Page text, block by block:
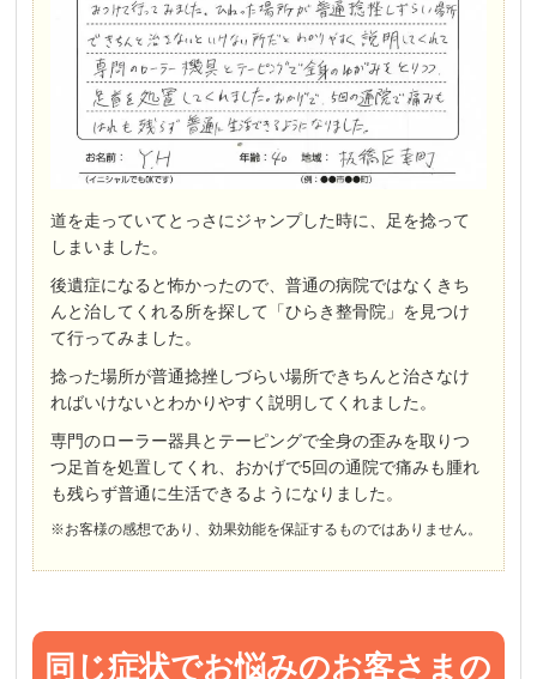
道を走っていてとっさにジャンプした時に、足を捻って
しまいました。
後遺症になると怖かったので、普通の病院ではなくきち
んと治してくれる所を探して「ひらき整骨院」を見つけ
て行ってみました。
捻った場所が普通捻挫しづらい場所できちんと治さなけ
ればいけないとわかりやすく説明してくれました。
専門のローラー器具とテーピングで全身の歪みを取りつ
つ足首を処置してくれ、おかげで5回の通院で痛みも腫れ
も残らず普通に生活できるようになりました。
※お客様の感想であり、効果効能を保証するものではありません。
同じ症状でお悩みのお客さまの